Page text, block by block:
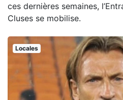
ces dernières semaines,
Cluses se mobilise.
Locales